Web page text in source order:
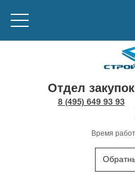
Отдел закупок
8 (495) 649 93 93
Время